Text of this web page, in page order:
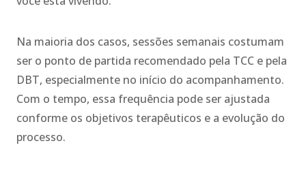
Na maioria dos casos, sessões semanais costumam
ser o ponto de partida recomendado pela TCC e pela
DBT, especialmente no início do acompanhamento.
Com o tempo, essa frequência pode ser ajustada
conforme os objetivos terapêuticos e a evolução do
processo.